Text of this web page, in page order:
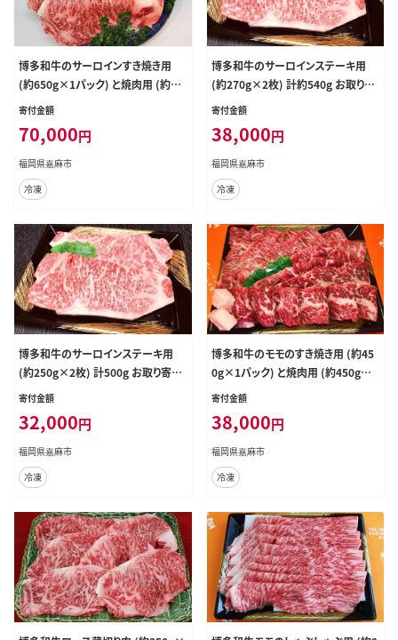
博多和牛のサーロインすき焼き用
(約650g×1パック) と焼肉用 (約65
0g×1パック) の詰め合わせ 計約1.
九州 九州産 福岡県産
寄付金額
70,000円
福岡県嘉麻市
冷凍
博多和牛のサーロインステーキ用
(約270g×2枚) 計約540g お取り寄
せ グルメ 福岡 お土産 九州 九州産
寄付金額
38,000円
福岡県嘉麻市
冷凍
博多和牛のサーロインステーキ用
(約250g×2枚) 計500g お取り寄せ
グルメ 福岡 お土産 九州 九州産 福
寄付金額
32,000円
福岡県嘉麻市
冷凍
博多和牛のモモのすき焼き用 (約45
0g×1パック) と焼肉用 (約450g×1
パック) 詰め合わせ 計約900g お取
産 福岡県産
寄付金額
38,000円
福岡県嘉麻市
冷凍